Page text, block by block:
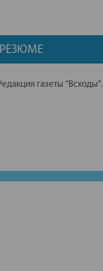
РЕЗЮМЕ
газеты